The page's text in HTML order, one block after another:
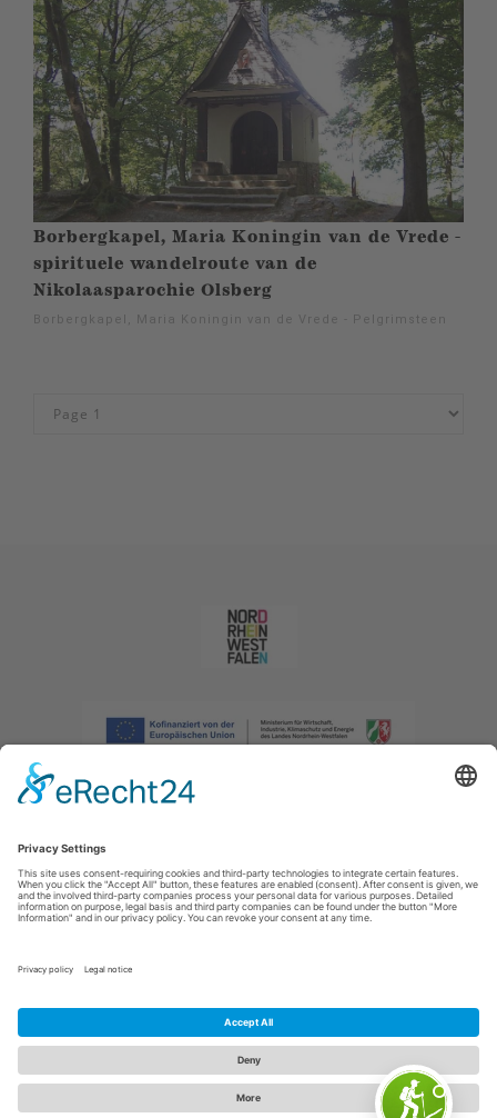
Borbergkapel, Maria Koningin van de Vrede -
spirituele wandelroute van de
Nikolaasparochie Olsberg
Borbergkapel, Maria Koningin van de Vrede - Pelgrimsteen
Afdruk |Privacybeleid|Verklaring van toegankelijkheid
E: info@sauerland.com
Cookie-Einstellungen